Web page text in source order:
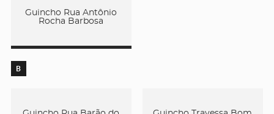
Guincho Rua Antônio
Rocha Barbosa
B